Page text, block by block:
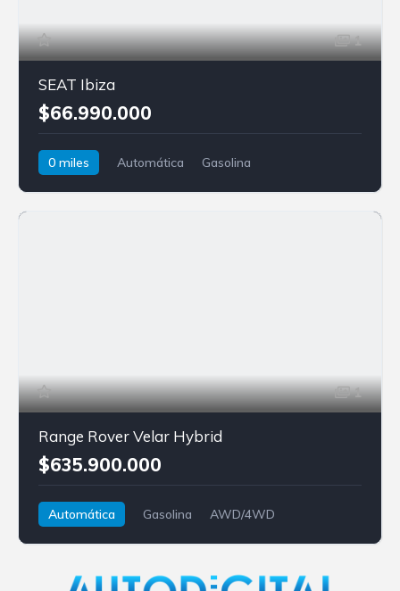
1
SEAT Ibiza
$66.990.000
0 miles Automática
Gasolina
1
Range Rover Velar Hybrid
$635.900.000
Automática Gasolina
AWD/4WD